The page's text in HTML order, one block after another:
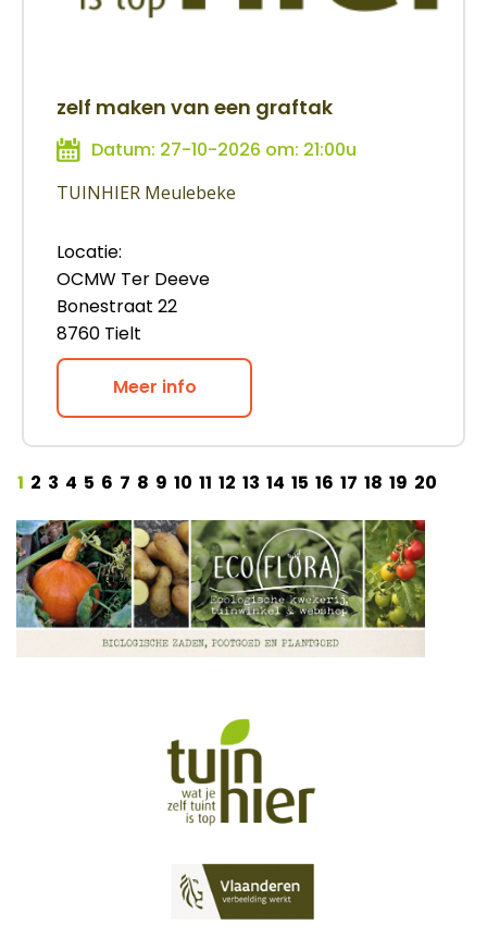
zelf maken van een graftak
Datum: 27-10-2026 om: 21:00u
TUINHIER Meulebeke
Locatie:
OCMW Ter Deeve
Bonestraat 22
8760 Tielt
Meer info
1 2 3 4 5 6 7 8 9 10 11 12 13 14 15 16 17 18 19 20